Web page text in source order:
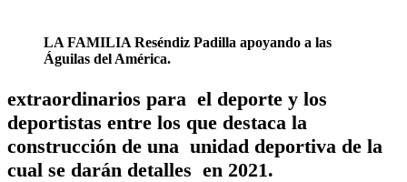
LA FAMILIA Reséndiz Padilla apoyando a las
Águilas del América.
extraordinarios para el deporte y los
deportistas entre los que destaca la
construcción de una unidad deportiva de la
cual se darán detalles en 2021.